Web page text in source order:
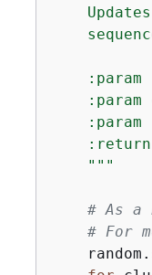
:param
:param
:param
    """
# As a
# For